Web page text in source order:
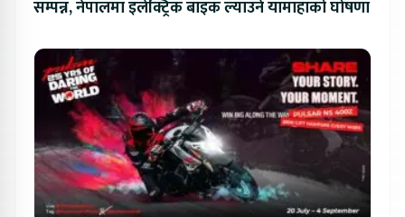
सम्पन्न, नेपालमा इलेक्ट्रिक बाइक ल्याउने यामाहाको घोषणा